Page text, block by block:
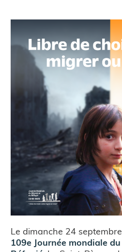
Le dimanche 24
109e Journée mondiale